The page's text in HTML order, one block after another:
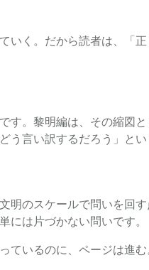
く。だから読者は、「
。黎明編は、その縮図
言い訳するだろう」とい
のスケールで問いを回
は片づかない問いです。
いるのに、ページは進